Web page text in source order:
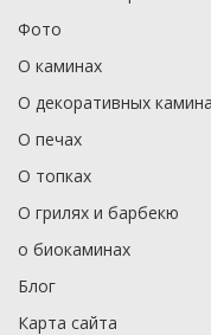
Фото
О каминах
О декоративных
О печах
О топках
О грилях и барбекю
о биокаминах
Блог
Карта сайта